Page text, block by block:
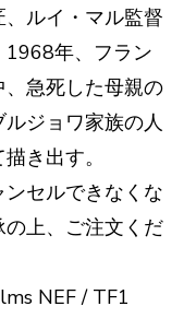
、ルイ・マル監督
1968年、フラン
急死した母親の
ジョワ家族の人
き出す。
セルできなくな
上、ご注文くだ
NEF / TF1